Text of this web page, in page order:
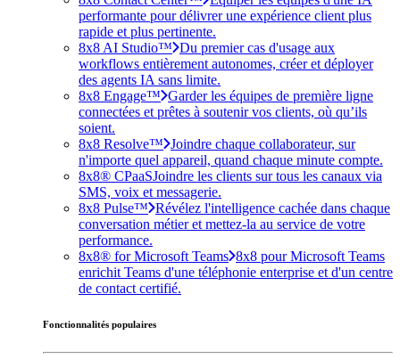
performante pour délivrer une expérience client plus
rapide et plus pertinente.
8x8 AI Studio™ Du premier cas d'usage aux
workflows entièrement autonomes, créer et déployer
des agents IA sans limite.
8x8 Engage™ Garder les équipes de première ligne
connectées et prêtes à soutenir vos clients, où qu’ils
soient.
8x8 Resolve™ Joindre chaque collaborateur, sur
n'importe quel appareil, quand chaque minute compte.
8x8® CPaaSJoindre les clients sur tous les canaux via
SMS, voix et messagerie.
8x8 Pulse™ Révélez l'intelligence cachée dans chaque
conversation métier et mettez-la au service de votre
performance.
8x8® for Microsoft Teams 8x8 pour Microsoft Teams
enrichit Teams d'une téléphonie enterprise et d'un centre
de contact certifié.
Fonctionnalités populaires